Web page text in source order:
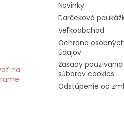
na
Novinky
Darčeková
Veľkoobchod
Ochrana osobných
údajov
Zásady používania
súborov cookies
Odstúpenie od